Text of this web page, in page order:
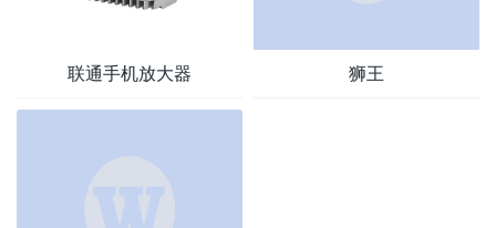
联通手机放大器 狮王